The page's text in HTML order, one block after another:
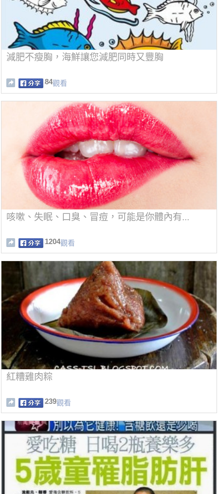
減肥不瘦胸，海鮮讓您減肥同時又豐胸
84觀看
咳嗽、失眠、口臭、冒痘，可能是你體內有...
1204觀看
紅糟雞肉粽
239觀看